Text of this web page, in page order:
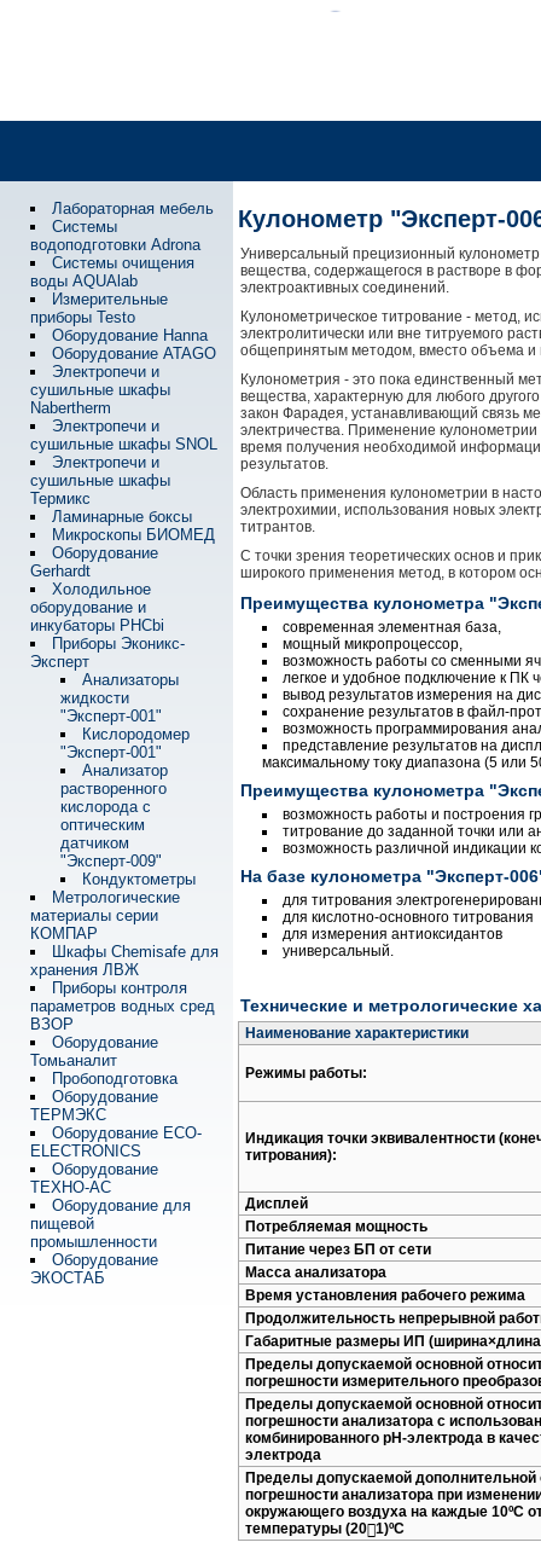
Лабораторная мебель
Системы
водоподготовки Adrona
Системы очищения
воды AQUAlab
Измерительные
приборы Testo
Оборудование Hanna
Оборудование ATAGO
Электропечи и
сушильные шкафы
Nabertherm
Электропечи и
сушильные шкафы SNOL
Электропечи и
сушильные шкафы
Термикс
Ламинарные боксы
Микроскопы БИОМЕД
Оборудование
Gerhardt
Холодильное
оборудование и
инкубаторы PHCbi
Приборы Эконикс-
Эксперт
Анализаторы
жидкости
"Эксперт-001"
Кислородомер
"Эксперт-001"
Анализатор
растворенного
кислорода с
оптическим
датчиком
"Эксперт-009"
Кондуктометры
Метрологические
материалы серии
КОМПАР
Шкафы Chemisafe для
хранения ЛВЖ
Приборы контроля
параметров водных сред
ВЗОР
Оборудование
Томьаналит
Пробоподготовка
Оборудование
ТЕРМЭКС
Оборудование ECO-
ELECTRONICS
Оборудование
ТЕХНО-АС
Оборудование для
пищевой
промышленности
Оборудование
ЭКОСТАБ
Кулонометр "Эксперт-
Универсальный прецизионный
вещества, содержащегося в растворе в
электроактивных соединений.
Кулонометрическое титрование - метод,
электролитически или вне титруемого
общепринятым методом, вместо объема и
Кулонометрия - это пока единственный
вещества, характерную для любого
закон Фарадея, устанавливающий связь
электричества. Применение
время получения необходимой
результатов.
Область применения кулонометрии в
электрохимии, использования новых
титрантов.
С точки зрения теоретических основ и
широкого применения метод, в котором
Преимущества кулонометра
современная элементная база,
мощный микропроцессор,
возможность работы со сменными
легкое и удобное подключение к ПК
вывод результатов измерения на
сохранение результатов в файл-
возможность программирования
представление результатов на
максимальному току диапазона (5 или
Преимущества кулонометра
возможность работы и построения
титрование до заданной точки или
возможность различной индикации
На базе кулонометра "Эксперт-
для титрования
для кислотно-основного титрования
для измерения антиоксидантов
универсальный.
Технические и метрологические
Наименование характеристики
Режимы работы:
Индикация точки эквивалентности
титрования):
Дисплей
Потребляемая мощность
Питание через БП от сети
Масса анализатора
Время установления рабочего режима
Продолжительность непрерывной
Габаритные размеры ИП
Пределы допускаемой основной
погрешности измерительного
Пределы допускаемой основной
погрешности анализатора с
комбинированного рН-электрода в
электрода
Пределы допускаемой дополнительной
погрешности анализатора при
окружающего воздуха на каждые 10ºС
температуры (201)ºС